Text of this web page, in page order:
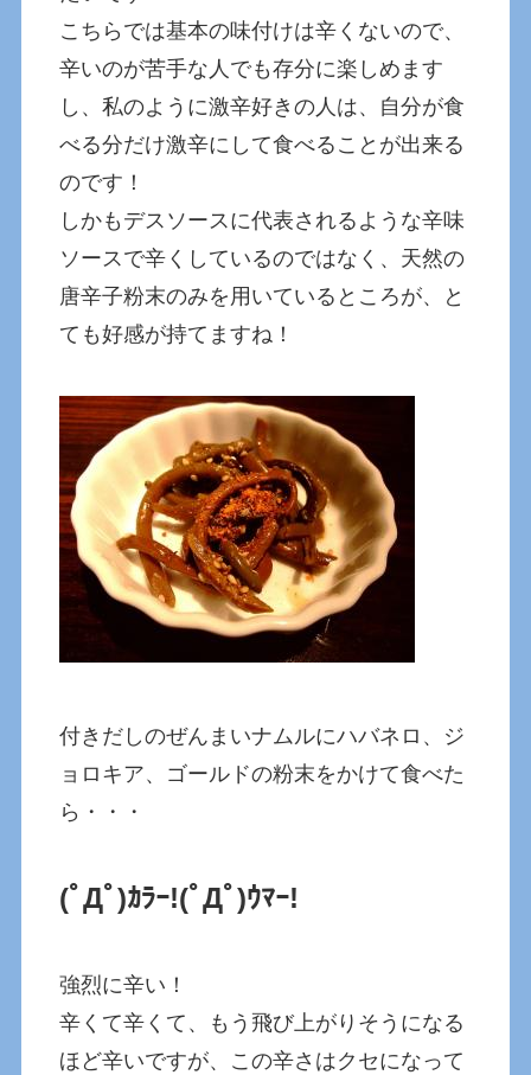
こちらでは基本の味付けは辛くないので、
辛いのが苦手な人でも存分に楽しめます
し、私のように激辛好きの人は、自分が食
べる分だけ激辛にして食べることが出来る
のです！
しかもデスソースに代表されるような辛味
ソースで辛くしているのではなく、天然の
唐辛子粉末のみを用いているところが、と
ても好感が持てますね！
付きだしのぜんまいナムルにハバネロ、ジ
ョロキア、ゴールドの粉末をかけて食べた
ら・・・
(ﾟДﾟ)ｶﾗｰ!(ﾟДﾟ)ｳﾏｰ!
強烈に辛い！
辛くて辛くて、もう飛び上がりそうになる
ほど辛いですが、この辛さはクセになって